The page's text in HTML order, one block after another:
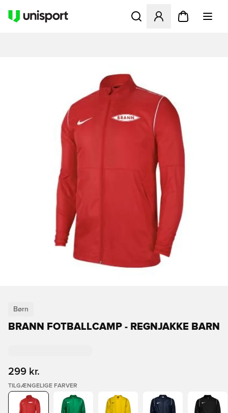
Åbner en Modal til at
Børn
BRANN FOTBALLCAMP - REGNJAKKE BARN
299 kr.
TILGÆNGELIGE FARVER